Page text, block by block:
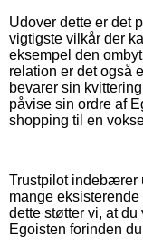
Udover dette er det
vigtigste vilkår der
eksempel den
relation er det også
bevarer sin
påvise sin ordre af
shopping til en
Trustpilot indebærer
mange
dette støtter vi, at
Egoisten forinden